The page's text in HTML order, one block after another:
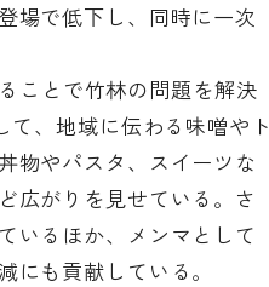
場で低下し、同時に一次
ことで竹林の問題を解決
、地域に伝わる味噌やト
物やパスタ、スイーツな
広がりを見せている。さ
いるほか、メンマとして
も貢献している。